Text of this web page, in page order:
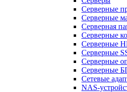
Серверные
Серверные
Серверная
Серверные
Серверные
Серверные
Серверные
Серверные
Сетевые
NAS-